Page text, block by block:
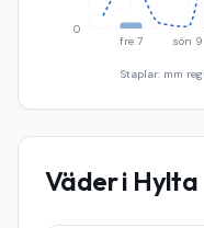
fre 7 sön 9
0
Staplar: mm
Väder i Hylta